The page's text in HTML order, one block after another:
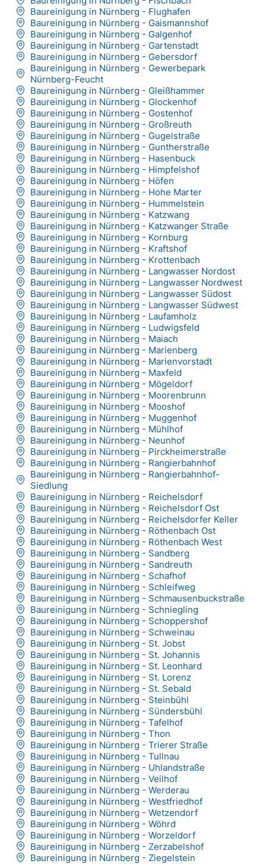
Baureinigung in Nürnberg - Flughafen
Baureinigung in Nürnberg - Gaismannshof
Baureinigung in Nürnberg - Galgenhof
Baureinigung in Nürnberg - Gartenstadt
Baureinigung in Nürnberg - Gebersdorf
Baureinigung in Nürnberg - Gewerbepark
Nürnberg-Feucht
Baureinigung in Nürnberg - Gleißhammer
Baureinigung in Nürnberg - Glockenhof
Baureinigung in Nürnberg - Gostenhof
Baureinigung in Nürnberg - Großreuth
Baureinigung in Nürnberg - Gugelstraße
Baureinigung in Nürnberg - Guntherstraße
Baureinigung in Nürnberg - Hasenbuck
Baureinigung in Nürnberg - Himpfelshof
Baureinigung in Nürnberg - Höfen
Baureinigung in Nürnberg - Hohe Marter
Baureinigung in Nürnberg - Hummelstein
Baureinigung in Nürnberg - Katzwang
Baureinigung in Nürnberg - Katzwanger Straße
Baureinigung in Nürnberg - Kornburg
Baureinigung in Nürnberg - Kraftshof
Baureinigung in Nürnberg - Krottenbach
Baureinigung in Nürnberg - Langwasser Nordost
Baureinigung in Nürnberg - Langwasser Nordwest
Baureinigung in Nürnberg - Langwasser Südost
Baureinigung in Nürnberg - Langwasser Südwest
Baureinigung in Nürnberg - Laufamholz
Baureinigung in Nürnberg - Ludwigsfeld
Baureinigung in Nürnberg - Maiach
Baureinigung in Nürnberg - Marienberg
Baureinigung in Nürnberg - Marienvorstadt
Baureinigung in Nürnberg - Maxfeld
Baureinigung in Nürnberg - Mögeldorf
Baureinigung in Nürnberg - Moorenbrunn
Baureinigung in Nürnberg - Mooshof
Baureinigung in Nürnberg - Muggenhof
Baureinigung in Nürnberg - Mühlhof
Baureinigung in Nürnberg - Neunhof
Baureinigung in Nürnberg - Pirckheimerstraße
Baureinigung in Nürnberg - Rangierbahnhof
Baureinigung in Nürnberg - Rangierbahnhof-
Siedlung
Baureinigung in Nürnberg - Reichelsdorf
Baureinigung in Nürnberg - Reichelsdorf Ost
Baureinigung in Nürnberg - Reichelsdorfer Keller
Baureinigung in Nürnberg - Röthenbach Ost
Baureinigung in Nürnberg - Röthenbach West
Baureinigung in Nürnberg - Sandberg
Baureinigung in Nürnberg - Sandreuth
Baureinigung in Nürnberg - Schafhof
Baureinigung in Nürnberg - Schleifweg
Baureinigung in Nürnberg - Schmausenbuckstraße
Baureinigung in Nürnberg - Schniegling
Baureinigung in Nürnberg - Schoppershof
Baureinigung in Nürnberg - Schweinau
Baureinigung in Nürnberg - St. Jobst
Baureinigung in Nürnberg - St. Johannis
Baureinigung in Nürnberg - St. Leonhard
Baureinigung in Nürnberg - St. Lorenz
Baureinigung in Nürnberg - St. Sebald
Baureinigung in Nürnberg - Steinbühl
Baureinigung in Nürnberg - Sündersbühl
Baureinigung in Nürnberg - Tafelhof
Baureinigung in Nürnberg - Thon
Baureinigung in Nürnberg - Trierer Straße
Baureinigung in Nürnberg - Tullnau
Baureinigung in Nürnberg - Uhlandstraße
Baureinigung in Nürnberg - Veilhof
Baureinigung in Nürnberg - Werderau
Baureinigung in Nürnberg - Westfriedhof
Baureinigung in Nürnberg - Wetzendorf
Baureinigung in Nürnberg - Wöhrd
Baureinigung in Nürnberg - Worzeldorf
Baureinigung in Nürnberg - Zerzabelshof
Baureinigung in Nürnberg - Ziegelstein